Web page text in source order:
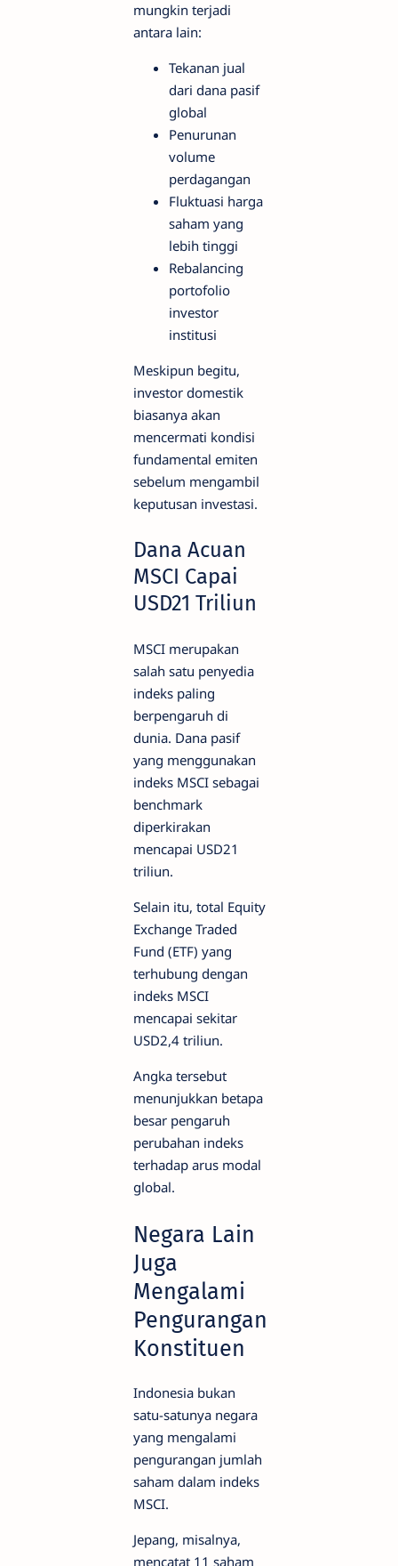
mungkin terjadi
antara lain:
Tekanan jual
dari dana pasif
global
Penurunan
volume
perdagangan
Fluktuasi harga
saham yang
lebih tinggi
Rebalancing
portofolio
investor
institusi
Meskipun begitu,
investor domestik
biasanya akan
mencermati kondisi
fundamental emiten
sebelum mengambil
keputusan investasi.
Dana Acuan
MSCI Capai
USD21 Triliun
MSCI merupakan
salah satu penyedia
indeks paling
berpengaruh di
dunia. Dana pasif
yang menggunakan
indeks MSCI sebagai
benchmark
diperkirakan
mencapai USD21
triliun.
Selain itu, total Equity
Exchange Traded
Fund (ETF) yang
terhubung dengan
indeks MSCI
mencapai sekitar
USD2,4 triliun.
Angka tersebut
menunjukkan betapa
besar pengaruh
perubahan indeks
terhadap arus modal
global.
Negara Lain
Juga
Mengalami
Pengurangan
Konstituen
Indonesia bukan
satu-satunya negara
yang mengalami
pengurangan jumlah
saham dalam indeks
MSCI.
Jepang, misalnya,
mencatat 11 saham